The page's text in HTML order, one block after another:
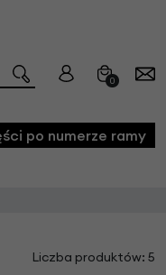
0
po numerze ramy
Liczba produktów: 5